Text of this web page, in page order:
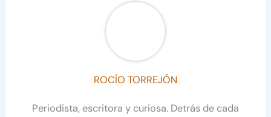
ROCÍO TORREJÓN
Periodista, escritora y curiosa. Detrás de cada